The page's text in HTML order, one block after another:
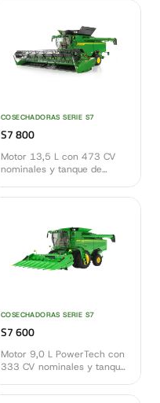
COSECHADORAS SERIE S7
S7 800
Motor 13,5 L con 473 CV
nominales y tanque de
con motor mayor y mayor
COSECHADORAS SERIE S7
S7 600
Motor 9,0 L PowerTech con
333 CV nominales y tanque
entrada a la nueva Serie S7,